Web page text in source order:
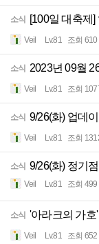
소식 [100일 대축제
Veil Lv.81 조회 610
소식 2023년 09월
Veil Lv.81 조회
소식 9/26(화) 업데
Veil Lv.81 조회
소식 9/26(화) 정기
Veil Lv.81 조회 499
소식 '아라크의 가호
Veil Lv.81 조회 652